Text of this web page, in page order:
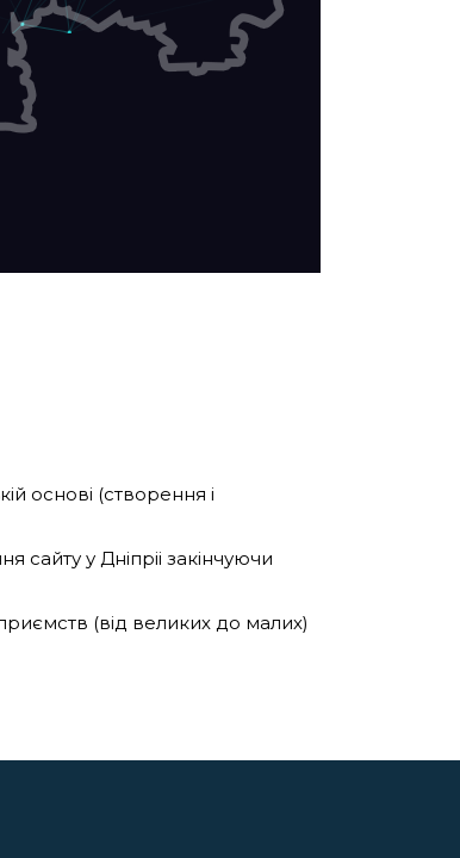
основі (створення і
у Дніпріі закінчуючи
(від великих до малих)